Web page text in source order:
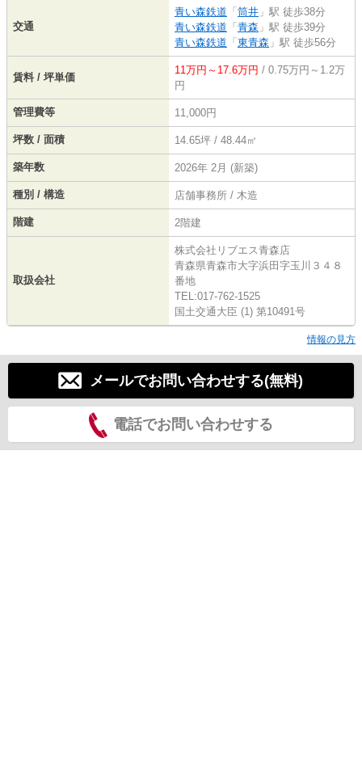
交通
青い森鉄道 「 筒井 」駅 徒歩38分
青い森鉄道 「 青森 」駅 徒歩39分
青い森鉄道 「 東青森 」駅 徒歩56分
賃料 / 坪単価
11万円～17.6万円 / 0.75万円～1.2万
円
管理費等 11,000円
坪数 / 面積 14.65坪 / 48.44㎡
築年数 2026年 2月 (新築)
種別 / 構造 店舗事務所 / 木造
階建 2階建
取扱会社
株式会社リブエス青森店
青森県青森市大字浜田字玉川３４８
番地
TEL:017-762-1525
国土交通大臣 (1) 第10491号
情報の見方
メールでお問い合わせする(無料)
電話でお問い合わせする